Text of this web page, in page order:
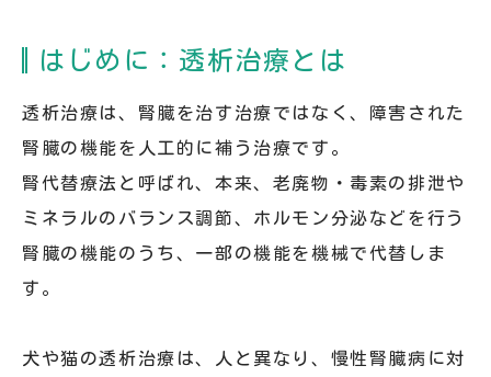
はじめに：透析治療とは
透析治療は、腎臓を治す治療ではなく、障害された
腎臓の機能を人工的に補う治療です。
腎代替療法と呼ばれ、本来、老廃物・毒素の排泄や
ミネラルのバランス調節、ホルモン分泌などを行う
腎臓の機能のうち、一部の機能を機械で代替しま
す。
犬や猫の透析治療は、人と異なり、慢性腎臓病に対